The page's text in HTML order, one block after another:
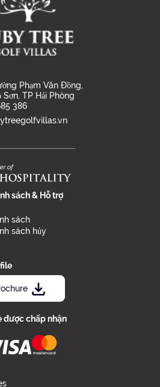
Phạm Văn Đồng,
Sơn, TP Hải Phòng
386
sách & Hỗ trợ
sách
sách hủy
được chấp nhận